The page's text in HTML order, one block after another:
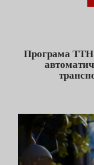
Програма ТТН